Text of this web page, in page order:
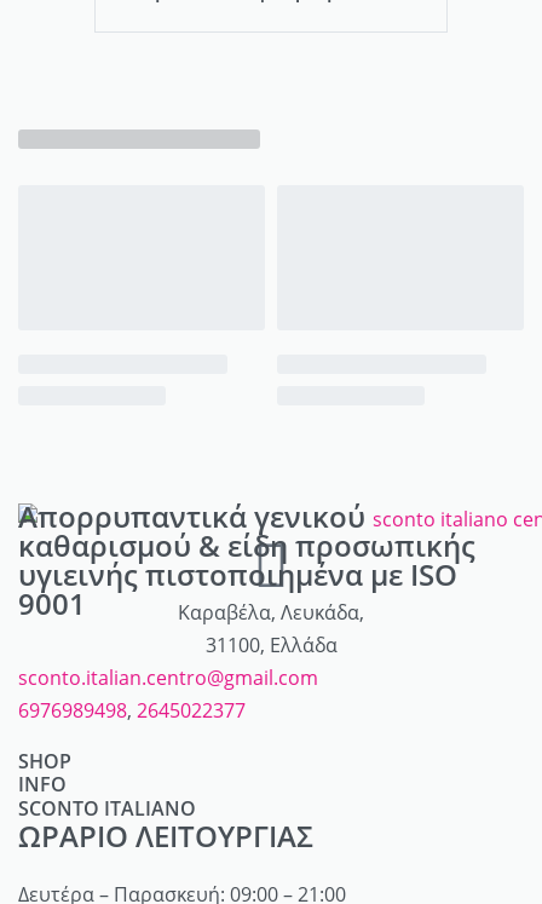
Απορρυπαντικά γενικού
καθαρισμού & είδη προσωπικής
υγιεινής πιστοποιημένα με ISO
9001
Καραβέλα, Λευκάδα,
31100, Ελλάδα
sconto.italian.centro@gmail.com
6976989498, 2645022377
SHOP
Απορρυπαντικά
Καλλυντικά
INFO
Λογαριασμός
Καλάθι
Τρόποι αποστολής / πληρωμής
SCONTO ITALIANO
Ποιοί είμαστε
ΩΡΑΡΙΟ ΛΕΙΤΟΥΡΓΙΑΣ
Δευτέρα – Παρασκευή: 09:00 – 21:00